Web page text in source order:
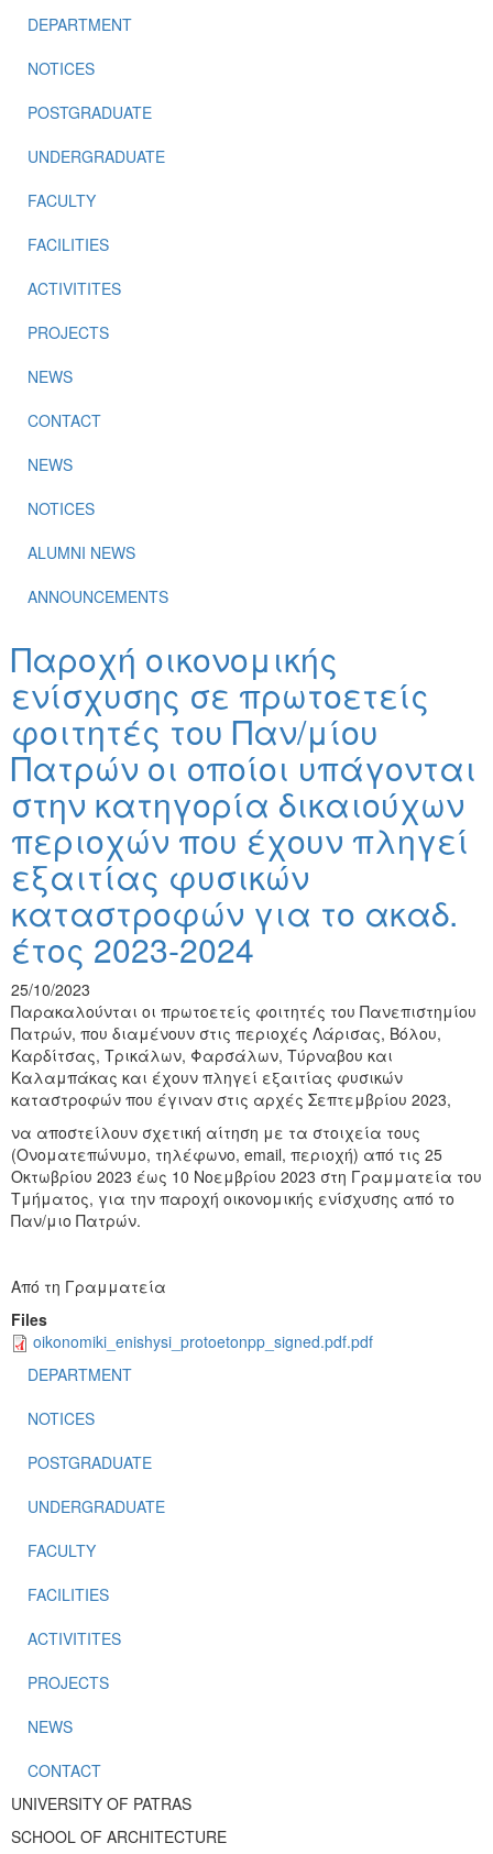
DEPARTMENT
NOTICES
POSTGRADUATE
UNDERGRADUATE
FACULTY
FACILITIES
ACTIVITITES
PROJECTS
NEWS
CONTACT
NEWS
NOTICES
ALUMNI NEWS
ANNOUNCEMENTS
Παροχή οικονομικής
ενίσχυσης σε πρωτοετείς
φοιτητές του Παν/μίου
Πατρών οι οποίοι υπάγονται
στην κατηγορία δικαιούχων
περιοχών που έχουν πληγεί
εξαιτίας φυσικών
καταστροφών για το ακαδ.
έτος 2023-2024
25/10/2023
Παρακαλούνται οι πρωτοετείς φοιτητές του Πανεπιστημίου
Πατρών, που διαμένουν στις περιοχές Λάρισας, Βόλου,
Καρδίτσας, Τρικάλων, Φαρσάλων, Τύρναβου και
Καλαμπάκας και έχουν πληγεί εξαιτίας φυσικών
καταστροφών που έγιναν στις αρχές Σεπτεμβρίου 2023,
να αποστείλουν σχετική αίτηση με τα στοιχεία τους
(Ονοματεπώνυμο, τηλέφωνο, email, περιοχή) από τις 25
Οκτωβρίου 2023 έως 10 Νοεμβρίου 2023 στη Γραμματεία του
Τμήματος, για την παροχή οικονομικής ενίσχυσης από το
Παν/μιο Πατρών.
Από τη Γραμματεία
Files
oikonomiki_enishysi_protoetonpp_signed.pdf.pdf
DEPARTMENT
NOTICES
POSTGRADUATE
UNDERGRADUATE
FACULTY
FACILITIES
ACTIVITITES
PROJECTS
NEWS
CONTACT
UNIVERSITY OF PATRAS
SCHOOL OF ARCHITECTURE